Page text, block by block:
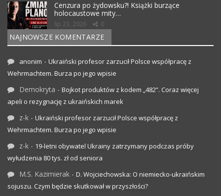
Cenzura po żydowsku?! Książki burzące
holocaustowe mity…
lip 23, 2026 0
NAJNOWSZE KOMENTARZE
anonim - Ukraiński profesor zarzucił Polsce współpracę z
Wehrmachtem. Burza po jego wpisie
Demokryta - Bojkot produktów z kodem „482”. Coraz więcej
apeli o rezygnację z ukraińskich marek
z-k - Ukraiński profesor zarzucił Polsce współpracę z
Wehrmachtem. Burza po jego wpisie
z-k - 19-letni obywatel Ukrainy zatrzymany podczas próby
wyłudzenia 80 tys. zł od seniora
M.S. Kazimierak - D. Wojciechowska: O niemiecko-ukraińskim
sojuszu. Czym będzie skutkował w przyszłości?